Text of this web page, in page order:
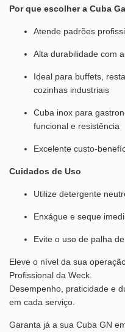
Por que escolher a Cuba
Atende padrões
Alta durabilidade com
Ideal para buffets,
cozinhas industriais
Cuba inox para
funcional e resistência
Excelente custo-
Cuidados de Uso
Utilize detergente
Enxágue e seque
Evite o uso de palha
Eleve o nível da sua
Profissional da Weck.
Desempenho, praticidade e
em cada serviço.
Garanta já a sua Cuba GN